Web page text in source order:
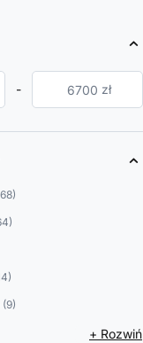
- zł
9
+ Rozwiń